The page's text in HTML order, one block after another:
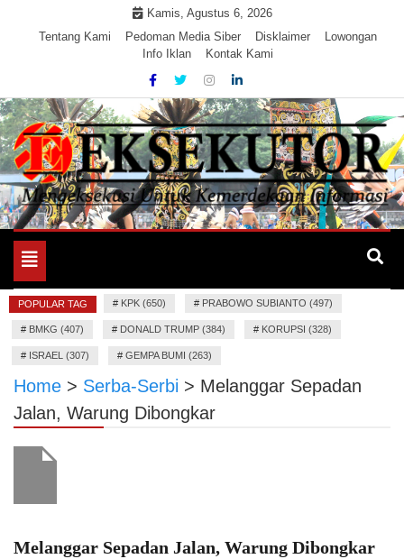
Kamis, Agustus 6, 2026
Tentang Kami
Pedoman Media Siber Disklaimer
Lowongan
Info Iklan
Kontak Kami
EKSEKUTOR
Mengeksekusi Berita Untuk Kemerdekaan dan Keadilan
Toggle
navigation
POPULAR TAG # KPK (650) # PRABOWO SUBIANTO (497)
# BMKG (407) # DONALD TRUMP (384) # KORUPSI (328)
# ISRAEL (307) # GEMPA BUMI (263)
Home > Serba-Serbi > Melanggar Sepadan
Jalan, Warung Dibongkar
Melanggar Sepadan Jalan, Warung Dibongkar